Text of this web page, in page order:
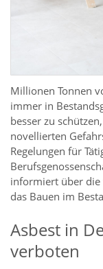
Millionen Tonnen
immer in
besser zu
novellierten
Regelungen für
informiert über
das Bauen im
Asbest in
verboten